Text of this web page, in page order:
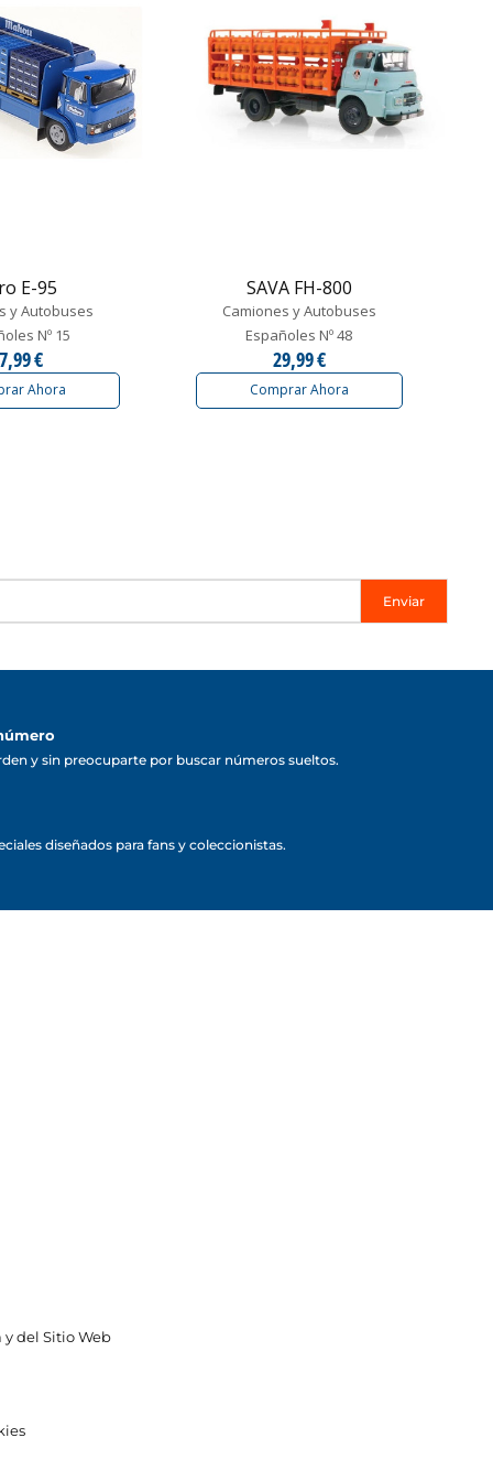
E-95
y Autobuses
Nº 15
€
Ahora
SAVA FH-800
Camiones y Autobuses
Españoles Nº 48
29,99 €
Comprar Ahora
Enviar
y sin preocuparte por buscar números sueltos.
diseñados para fans y coleccionistas.
y del Sitio Web